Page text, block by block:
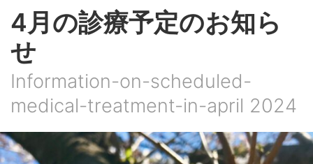
4月の診療予定のお知ら
せ
Information-on-scheduled-
medical-treatment-in-april 2024